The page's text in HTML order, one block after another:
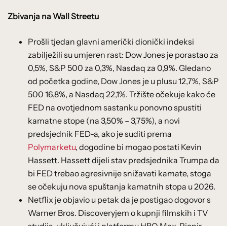
Zbivanja na Wall Streetu
Prošli tjedan glavni američki dionički indeksi
zabilježili su umjeren rast: Dow Jones je porastao za
0,5%, S&P 500 za 0,3%, Nasdaq za 0,9%. Gledano
od početka godine, Dow Jones je u plusu 12,7%, S&P
500 16,8%, a Nasdaq 22,1%. Tržište očekuje kako će
FED na ovotjednom sastanku ponovno spustiti
kamatne stope (na 3,50% – 3,75%), a novi
predsjednik FED-a, ako je suditi prema
Polymarketu, dogodine bi mogao postati Kevin
Hassett. Hassett dijeli stav predsjednika Trumpa da
bi FED trebao agresivnije snižavati kamate, stoga
se očekuju nova spuštanja kamatnih stopa u 2026.
Netflix je objavio u petak da je postigao dogovor s
Warner Bros. Discoveryjem o kupnji filmskih i TV